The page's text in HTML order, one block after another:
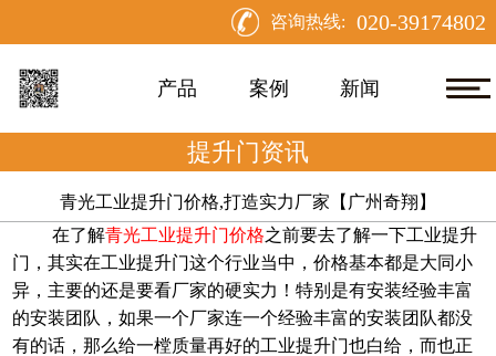
咨询热线: 020-39174802
产品 案例 新闻
提升门资讯
青光工业提升门价格,打造实力厂家【广州奇翔】
在了解青光工业提升门价格之前要去了解一下工业提升
门，其实在工业提升门这个行业当中，价格基本都是大同小
异，主要的还是要看厂家的硬实力！特别是有安装经验丰富
的安装团队，如果一个厂家连一个经验丰富的安装团队都没
有的话，那么给一樘质量再好的工业提升门也白给，而也正